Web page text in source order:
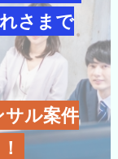
さまで
サル案件